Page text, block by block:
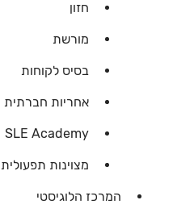
חזון
מורשת
בסיס לקוחות
אחריות חברתית
SLE Academy
מצוינות תפעולית
המרכז הלוגיסטי